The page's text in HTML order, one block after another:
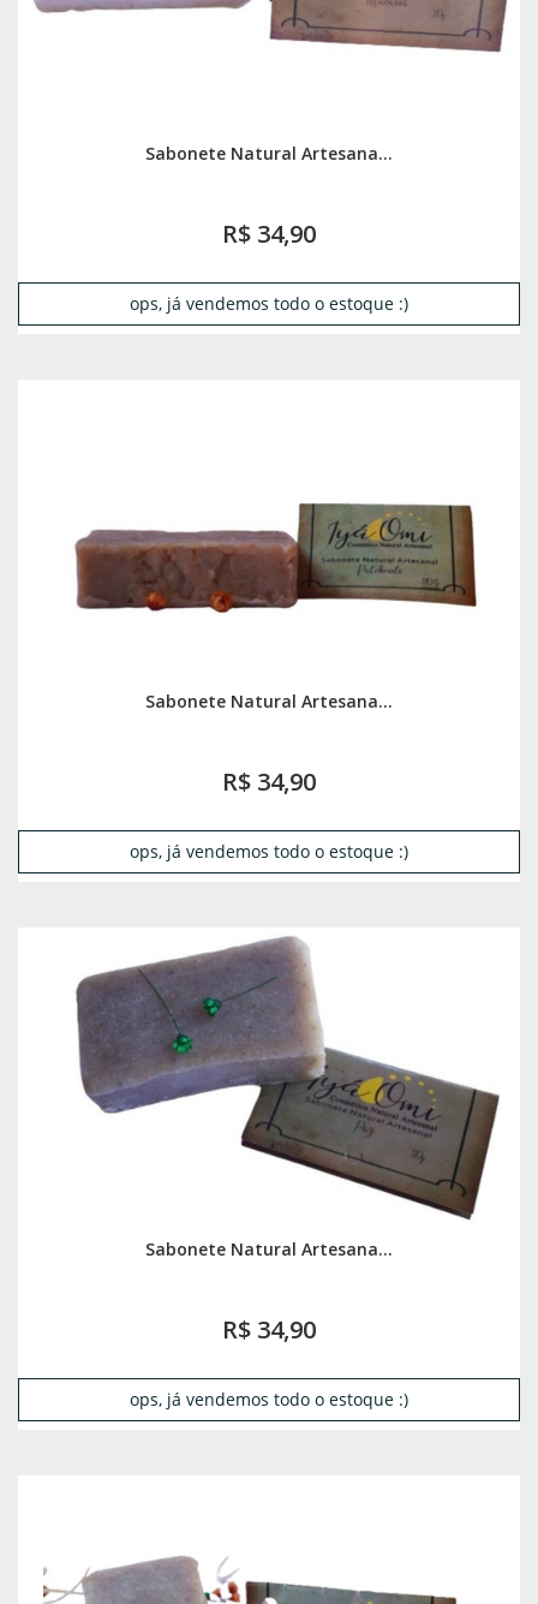
Sabonete Natural Artesana...
R$ 34,90
ops, já vendemos todo o estoque :)
Sabonete Natural Artesana...
R$ 34,90
ops, já vendemos todo o estoque :)
Sabonete Natural Artesana...
R$ 34,90
ops, já vendemos todo o estoque :)